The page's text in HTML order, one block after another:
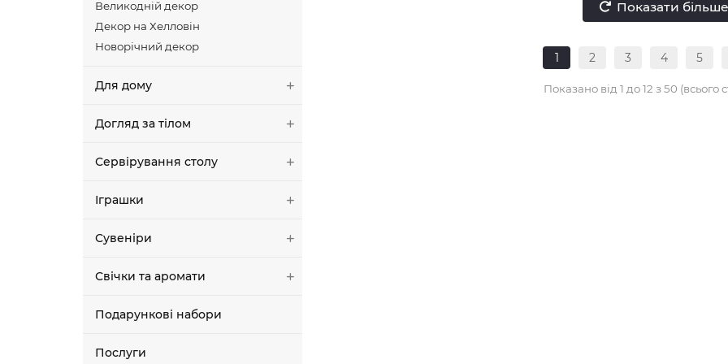
Великодній декор
Декор на Хелловін
Новорічний декор
Для дому
Догляд за тілом
Сервірування столу
Іграшки
Сувеніри
Свічки та аромати
Подарункові набори
Послуги
Показати більше
1 2 3 4 5
Показано від 1 до 12 з 50 (всього